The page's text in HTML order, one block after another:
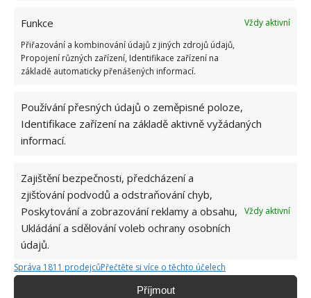
Funkce
Vždy aktivní
Přiřazování a kombinování údajů z jiných zdrojů údajů,
Propojení různých zařízení, Identifikace zařízení na
základě automaticky přenášených informací.
Používání přesných údajů o zeměpisné poloze,
Identifikace zařízení na základě aktivně vyžádaných
informací.
Zajištění bezpečnosti, předcházení a
zjišťování podvodů a odstraňování chyb,
Poskytování a zobrazování reklamy a obsahu,
Ukládání a sdělování voleb ochrany osobních
údajů.
Vždy aktivní
Správa 1811 prodejcůPřečtěte si více o těchto účelech
Příjmout
DOMÁCÍ REPELENT PLEVEL
PŘÍRODNÍ REPELENT REPELENT ROSTLINA
ŠKŮDCI VRATIČ
Jiří Kolář